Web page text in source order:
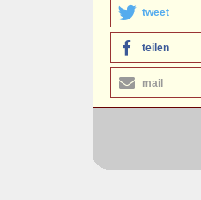
tweet
teilen
mail